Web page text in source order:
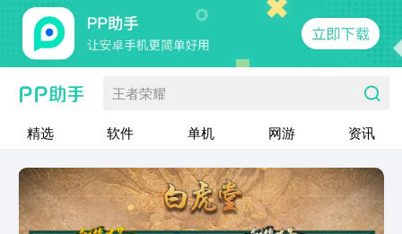
王者荣耀
精选 软件 单机 网游 资讯